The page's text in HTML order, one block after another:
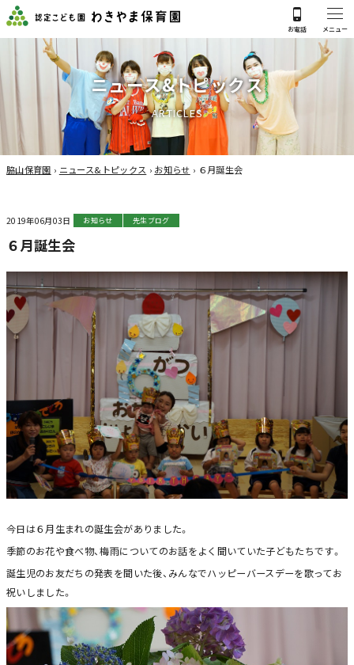
ニュース&トピックス
ARTICLES
脇山保育園 › ニュース&トピックス › お知らせ › ６月誕生会
2019年06月03日 お知らせ 先生ブログ
６月誕生会
今日は６月生まれの誕生会がありました。
季節のお花や食べ物、梅雨についてのお話をよく聞いていた子どもたちです。
誕生児のお友だちの発表を聞いた後、みんなでハッピーバースデーを歌ってお
祝いしました。